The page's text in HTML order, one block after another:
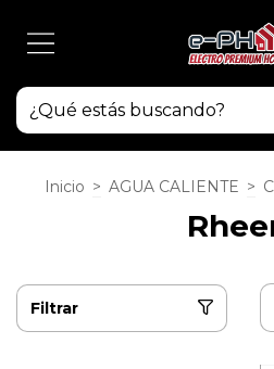
Inicio > AGUA CALIENTE >
Filtrar